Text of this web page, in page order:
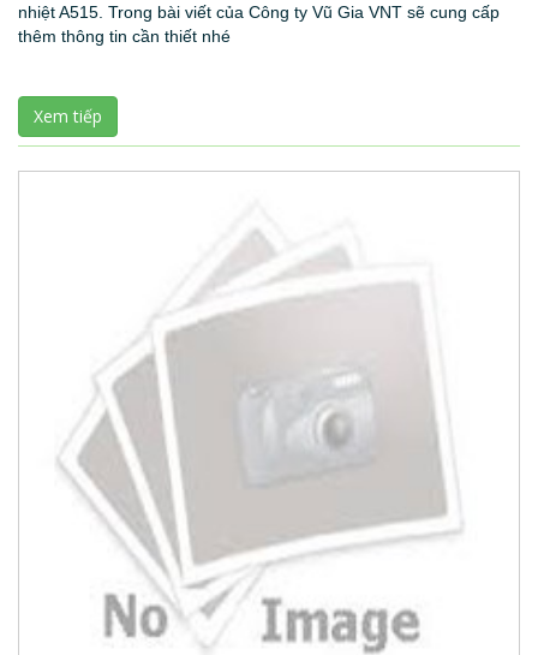
nhiệt A515. Trong bài viết của Công ty Vũ Gia VNT sẽ cung cấp
thêm thông tin cần thiết nhé
Xem tiếp